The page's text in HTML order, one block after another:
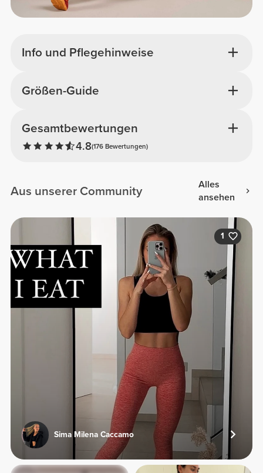
Info und Pflegehinweise
Gesamtbewertungen
4.8(176 Bewertungen)
Größen-Guide
Aus unserer Community
Alles
ansehen
1
Sima Milena Caccamo